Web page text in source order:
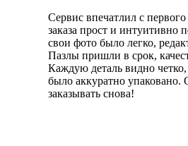
Сервис впечатлил с
заказа прост и интуитивно
свои фото было легко,
Пазлы пришли в срок,
Каждую деталь видно
было аккуратно упаковано.
заказывать снова!